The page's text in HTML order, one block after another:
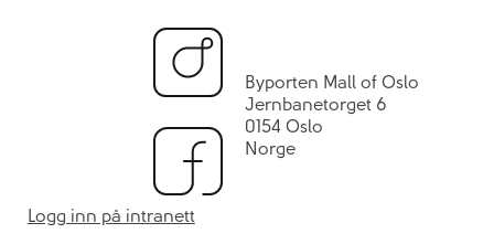
Byporten Mall of Oslo
Jernbanetorget 6
0154 Oslo
Norge
Logg inn på intranett